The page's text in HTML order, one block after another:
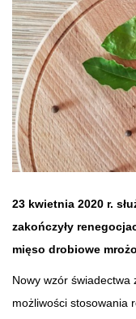
23 kwietnia 2020 r.
zakończyły
mięso drobiowe
Nowy wzór świadectwa
możliwości stosowania